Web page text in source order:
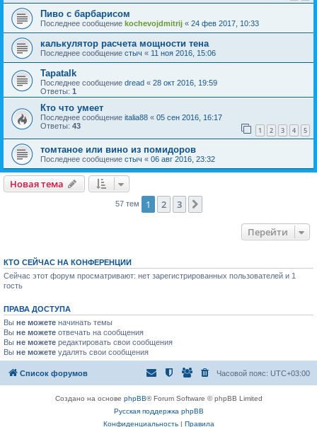
Пиво с барбарисом
Последнее сообщение kochevojdmitrij « 24 фев 2017, 10:33
калькулятор расчета мощности тена
Последнее сообщение стыч « 11 ноя 2016, 15:06
Tapatalk
Последнее сообщение dread « 28 окт 2016, 19:59
Ответы: 1
Кто что умеет
Последнее сообщение italia88 « 05 сен 2016, 16:17
Ответы: 43 1 2 3 4 5
томтаное или вино из помидоров
Последнее сообщение стыч « 06 авг 2016, 23:32
Новая тема
57 тем 1 2 3
Перейти
КТО СЕЙЧАС НА КОНФЕРЕНЦИИ
Сейчас этот форум просматривают: нет зарегистрированных пользователей и 1
гость
ПРАВА ДОСТУПА
Вы не можете начинать темы
Вы не можете отвечать на сообщения
Вы не можете редактировать свои сообщения
Вы не можете удалять свои сообщения
Список форумов Часовой пояс: UTC+03:00
Создано на основе phpBB® Forum Software © phpBB Limited
Русская поддержка phpBB
Конфиденциальность| Правила